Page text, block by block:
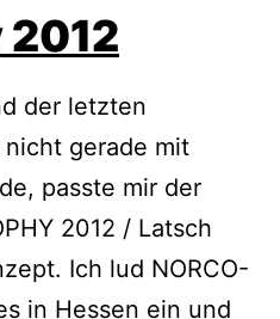
der letzten
nicht gerade mit
passte mir der
2012 / Latsch
Ich lud NORCO-
in Hessen ein und